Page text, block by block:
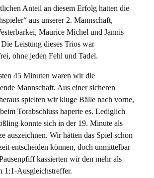
Anteil an diesem Erfolg hatten die
aus unserer 2. Mannschaft,
Maurice Michel und Jannis
Leistung dieses Trios war
ohne jeden Fehl und Tadel.
45 Minuten waren wir die
Mannschaft. Aus einer sicheren
spielten wir kluge Bälle nach vorne,
Torabschluss haperte es. Lediglich
konnte sich in der 19. Minute als
auszeichnen. Wir hätten das Spiel schon
entscheiden können, doch unmittelbar
kassierten wir den mehr als
1:1-Ausgleichstreffer.